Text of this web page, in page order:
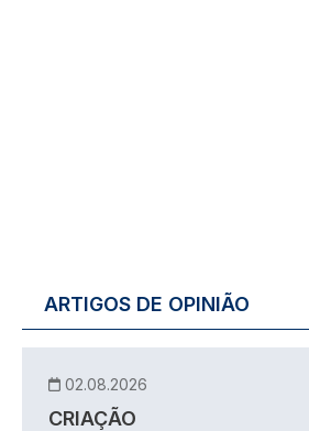
ARTIGOS DE OPINIÃO
02.08.2026
CRIAÇÃO